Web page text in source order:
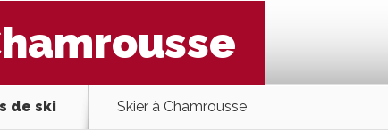
de ski Skier à Chamrousse